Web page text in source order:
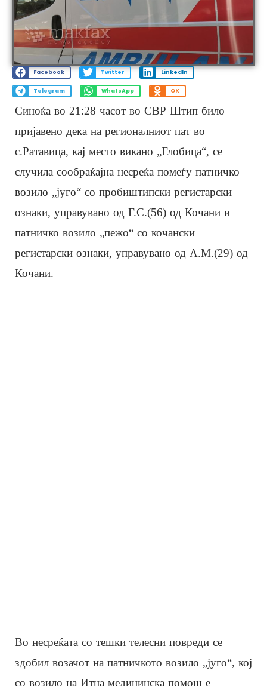
Facebook Twitter LinkedIn
Telegram WhatsApp OK
Синоќа во 21:28 часот во СВР Штип било
пријавено дека на регионалниот пат во
с.Ратавица, кај место викано „Глобица“, се
случила сообраќајна несреќа помеѓу патничко
возило „југо“ со пробиштипски регистарски
ознаки, управувано од Г.С.(56) од Кочани и
патничко возило „пежо“ со кочански
регистарски ознаки, управувано од А.М.(29) од
Кочани.
Во несреќата со тешки телесни повреди се
здобил возачот на патничкото возило „југо“, кој
со возило на Итна медицинска помош е